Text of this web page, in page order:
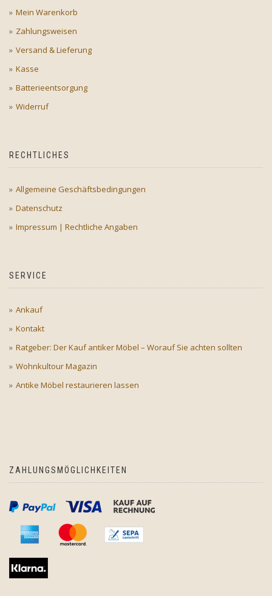
Mein Warenkorb
Zahlungsweisen
Versand & Lieferung
Kasse
Batterieentsorgung
Widerruf
RECHTLICHES
Allgemeine Geschäftsbedingungen
Datenschutz
Impressum | Rechtliche Angaben
SERVICE
Ankauf
Kontakt
Ratgeber: Der Kauf antiker Möbel – Worauf Sie achten sollten
Wohnkultour Magazin
Antike Möbel restaurieren lassen
ZAHLUNGSMÖGLICHKEITEN